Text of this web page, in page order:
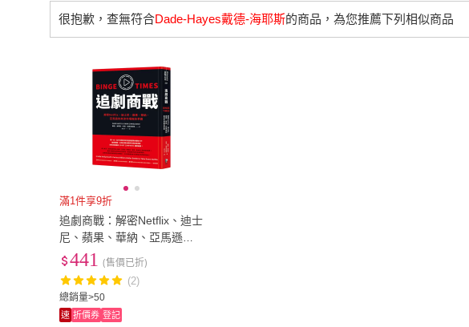
很抱歉，查無符合Dade-Hayes戴德-海耶斯的商品，為您推薦下列相似商品
滿1件享9折
追劇商戰：解密Netflix、迪士
尼、蘋果、華納、亞馬遜的
串流市場瘋狂爭霸
總銷量>50
441 (售價已折)
(2)
速 折價券 登記